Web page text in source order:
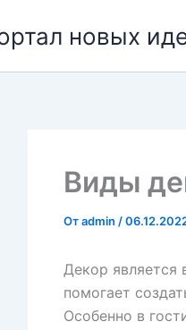
новых
Виды
Отadmin /
Декор является
помогает
Особенно в